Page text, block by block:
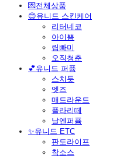
💌전체상품
😊유니드 스킨케어
리터네코
아이쁨
립빠미
오직청춘
💕유니드 퍼퓸
스치듯
엣즈
매드라운드
플라리떼
날엔퍼퓸
​✨유니드 ETC
판도라이프
착소스